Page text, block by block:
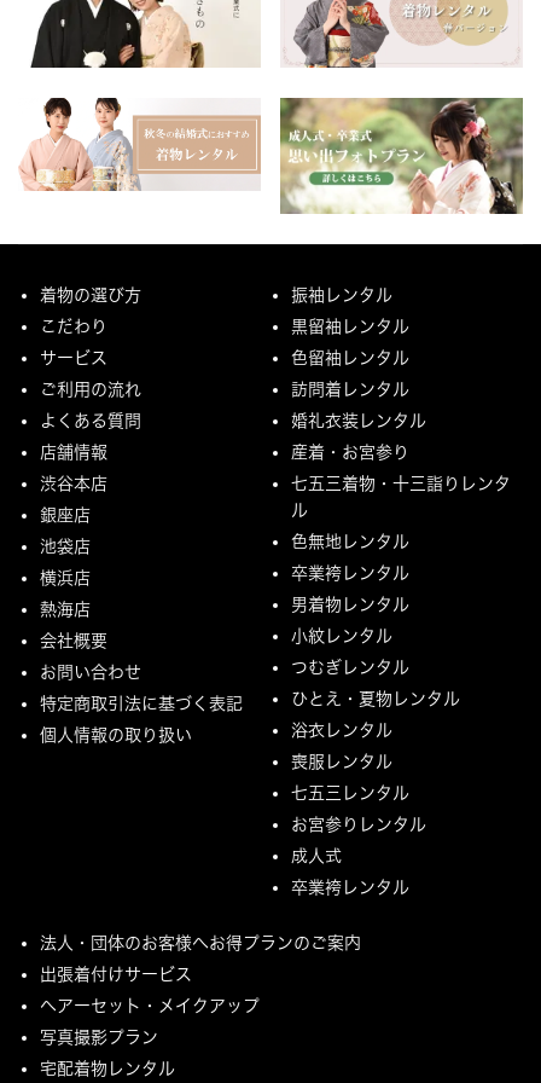
着物の選び方
こだわり
サービス
ご利用の流れ
よくある質問
店舗情報
渋谷本店
銀座店
池袋店
横浜店
熱海店
会社概要
お問い合わせ
特定商取引法に基づく表記
個人情報の取り扱い
振袖レンタル
黒留袖レンタル
色留袖レンタル
訪問着レンタル
婚礼衣装レンタル
産着・お宮参り
七五三着物・十三詣りレンタ
ル
色無地レンタル
卒業袴レンタル
男着物レンタル
小紋レンタル
つむぎレンタル
ひとえ・夏物レンタル
浴衣レンタル
喪服レンタル
七五三レンタル
お宮参りレンタル
成人式
卒業袴レンタル
法人・団体のお客様へお得プランのご案内
出張着付けサービス
ヘアーセット・メイクアップ
写真撮影プラン
宅配着物レンタル